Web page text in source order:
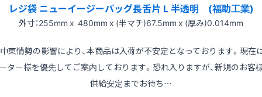
レジ袋 ニューイージーバッグ長舌片 L 半透明 (福助工業)
外寸：255mm x 480mm x (半マチ)67.5mm x (厚み)0.014mm
東情勢の影響により、本商品は入荷が不安定となっております。現在
ター様を優先してご案内しております。恐れ入りますが、新規のお客
供給安定までお待ち…